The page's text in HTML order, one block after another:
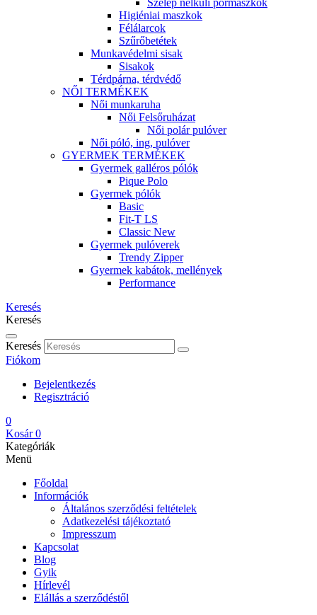
Szelep nélküli pormaszkok
Higiéniai maszkok
Félálarcok
Szűrőbetétek
Munkavédelmi sisak
Sisakok
Térdpárna, térdvédő
NŐI TERMÉKEK
Női munkaruha
Női Felsőruházat
Női polár pulóver
Női póló, ing, pulóver
GYERMEK TERMÉKEK
Gyermek galléros pólók
Pique Polo
Gyermek pólók
Basic
Fit-T LS
Classic New
Gyermek pulóverek
Trendy Zipper
Gyermek kabátok, mellények
Performance
Keresés
Keresés
Keresés
Fiókom
Bejelentkezés
Regisztráció
0
Kosár 0
Kategóriák
Menü
Főoldal
Információk
Általános szerződési feltételek
Adatkezelési tájékoztató
Impresszum
Kapcsolat
Blog
Gyik
Hírlevél
Elállás a szerződéstől